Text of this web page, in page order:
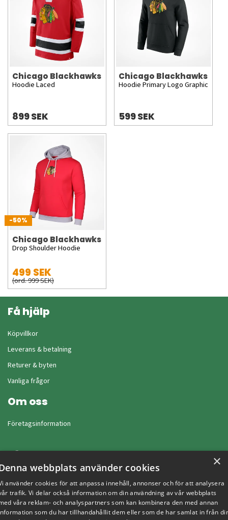
Chicago Blackhawks
Hoodie Laced
899 SEK
Chicago Blackhawks
Hoodie Primary Logo Graphic
599 SEK
-50%
Chicago Blackhawks
Drop Shoulder Hoodie
499 SEK
(ord. 999 SEK)
Få hjälp
Köpvillkor
Leverans & betalning
Returer & byten
Vanliga frågor
Om oss
Företagsinformation
×
webbplats använder cookies
använder cookies för att anpassa innehåll, annonser och för att analysera
trafik. Vi delar också information om din användning av vår webbplats
våra reklam- och analyspartners som kan kombinera den med annan
som du har tillhandahållit dem eller som de har samlat in från